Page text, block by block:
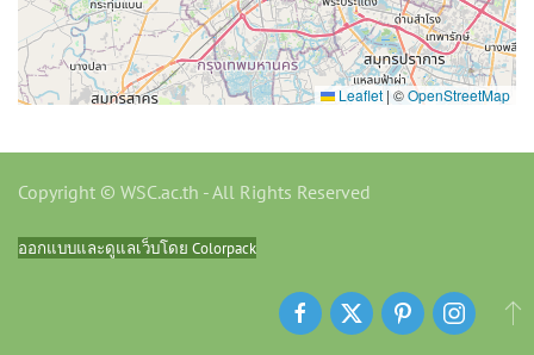
Leaflet | ©OpenStreetMap
Copyright © WSC.ac.th - All Rights Reserved
ออกแบบและดูแลเว็บโดย Colorpack